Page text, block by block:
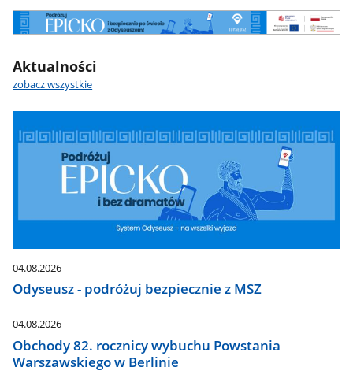
ODYSEUSZ
Aktualności
zobacz wszystkie
04.08.2026
Odyseusz - podróżuj bezpiecznie z MSZ
04.08.2026
Obchody 82. rocznicy wybuchu Powstania
Warszawskiego w Berlinie